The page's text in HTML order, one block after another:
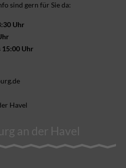
sind gern für Sie da:
Uhr
15:00 Uhr
Havel
an der Havel